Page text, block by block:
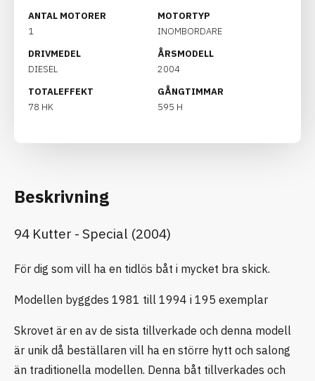
ANTAL MOTORER
1
MOTORTYP
INOMBORDARE
DRIVMEDEL
DIESEL
ÅRSMODELL
2004
TOTALEFFEKT
78 HK
GÅNGTIMMAR
595 H
Beskrivning
94 Kutter - Special (2004)
För dig som vill ha en tidlös båt i mycket bra skick.
Modellen byggdes 1981 till 1994 i 195 exemplar
Skrovet är en av de sista tillverkade och denna modell
är unik då beställaren vill ha en större hytt och salong
än traditionella modellen. Denna båt tillverkades och